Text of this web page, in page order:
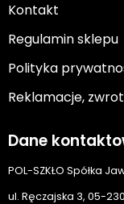
Kontakt
Regulamin sklepu
Polityka
Reklamacje,
Dane
POL-SZKŁO Spółka
ul. Ręczajska 3, 05-